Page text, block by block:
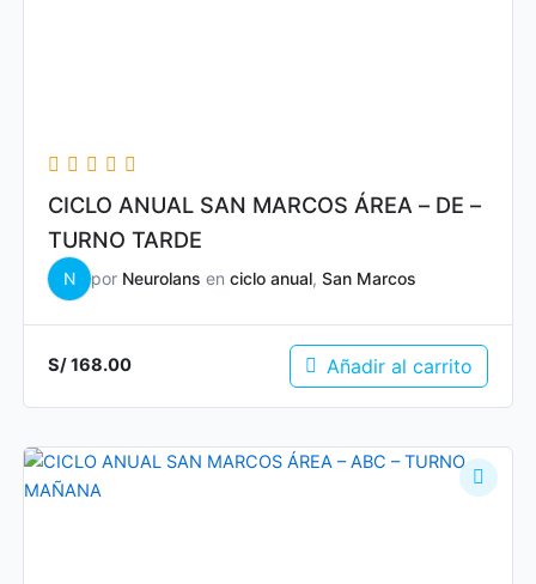
CICLO ANUAL SAN MARCOS ÁREA – DE –
TURNO TARDE
N por Neurolans en ciclo anual, San Marcos
S/168.00 Añadir al carrito